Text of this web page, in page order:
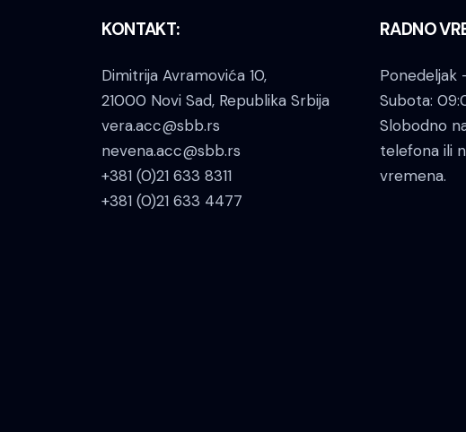
KONTAKT:
Dimitrija Avramovića 10,
21000 Novi Sad, Republika Srbija
vera.acc@sbb.rs
nevena.acc@sbb.rs
+381 (0)21 633 8311
+381 (0)21 633 4477
RADNO
Ponedeljak
Subota:
Slobodno
telefona ili
vremena.